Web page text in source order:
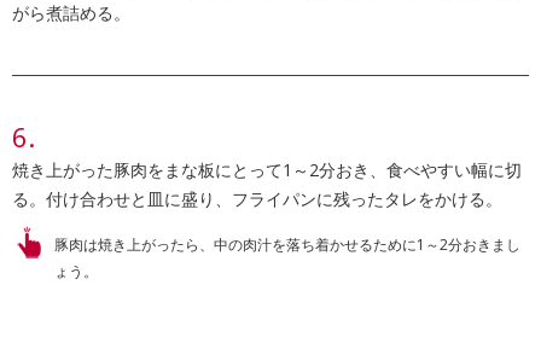
がら煮詰める。
焼き上がった豚肉をまな板にとって1～2分おき、食べやすい幅に切
る。付け合わせと皿に盛り、フライパンに残ったタレをかける。
豚肉は焼き上がったら、中の肉汁を落ち着かせるために1～2分おきまし
ょう。